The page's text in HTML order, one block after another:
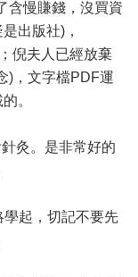
含慢賺錢，沒買資
出版社)，
倪夫人已經放棄
)，文字檔PDF運
。
灸。是非常好的
學起，切記不要先